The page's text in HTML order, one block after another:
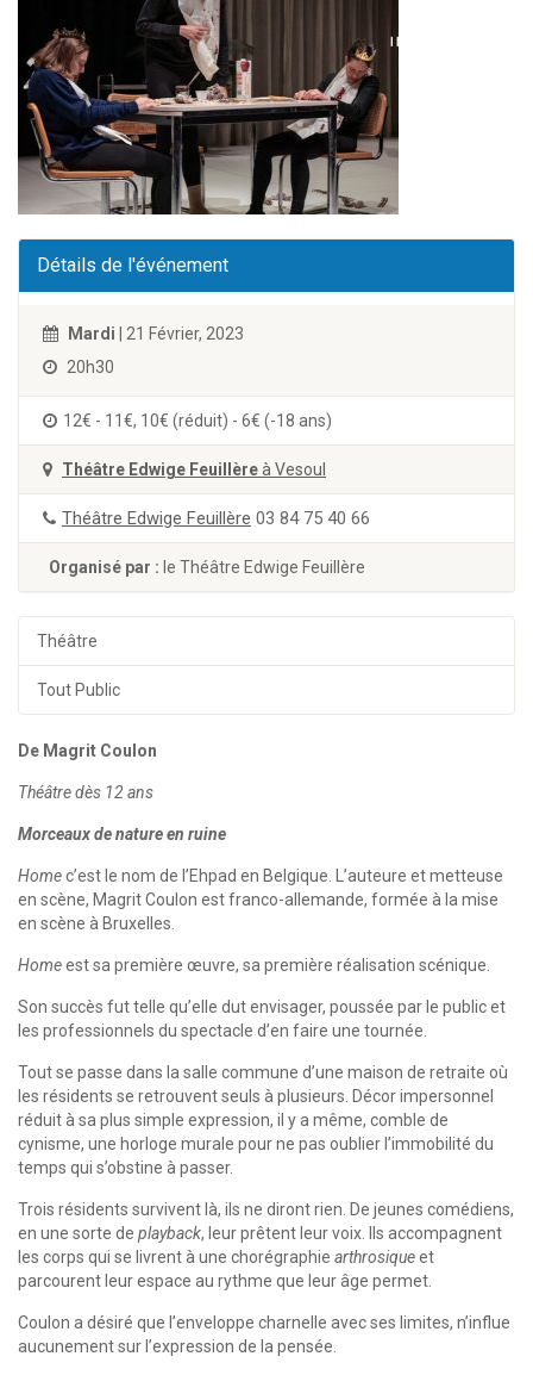
Détails de l'événement
Mardi | 21 Février, 2023
20h30
12€ - 11€, 10€ (réduit) - 6€ (-18 ans)
Théâtre Edwige Feuillèreà Vesoul
Théâtre Edwige Feuillère 03 84 75 40 66
Organisé par : le Théâtre Edwige Feuillère
Théâtre
Tout Public
De Magrit Coulon
Théâtre dès 12 ans
Morceaux de nature en ruine
Homec’est le nom de l’Ehpad en Belgique. L’auteure et metteuse
en scène, Magrit Coulon est franco-allemande, formée à la mise
en scène à Bruxelles.
Homeest sa première œuvre, sa première réalisation scénique.
Son succès fut telle qu’elle dut envisager, poussée par le public et
les professionnels du spectacle d’en faire une tournée.
Tout se passe dans la salle commune d’une maison de retraite où
les résidents se retrouvent seuls à plusieurs. Décor impersonnel
réduit à sa plus simple expression, il y a même, comble de
cynisme, une horloge murale pour ne pas oublier l’immobilité du
temps qui s’obstine à passer.
Trois résidents survivent là, ils ne diront rien. De jeunes comédiens,
en une sorte de playback, leur prêtent leur voix. Ils accompagnent
les corps qui se livrent à une chorégraphie arthrosiqueet
parcourent leur espace au rythme que leur âge permet.
Coulon a désiré que l’enveloppe charnelle avec ses limites, n’influe
aucunement sur l’expression de la pensée.